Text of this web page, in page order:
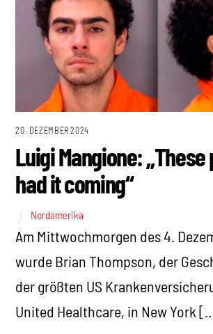
20. DEZEMBER 2024
Luigi Mangione:
had it coming“
Nordamerika
Am Mittwochmorgen des 4.
wurde Brian Thompson, der
der größten US
United Healthcare, in New York